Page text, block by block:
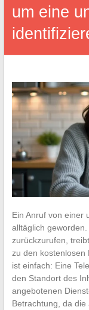
um eine
Ein Anruf von einer
alltäglich
zurückzurufen,
zu den kostenlosen
ist einfach: Eine
den Standort des
angebotenen
Betrachtung, da